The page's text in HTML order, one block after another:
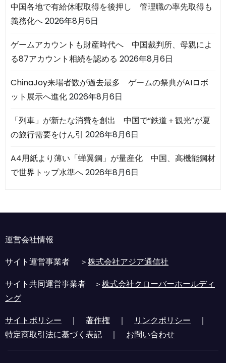
中国各地で有給休暇取得を後押し 管理職の率先取得も
義務化へ2026年8月6日
ゲームアカウントも財産時代へ 中国裁判所、母親によ
る87アカウント相続を認める 2026年8月6日
ChinaJoy来場者数が過去最多 ゲームの祭典がAIロボ
ット展示へ進化2026年8月6日
「列車」が新たな消費を創出 中国で“鉄道＋観光”が夏
の旅行需要をけん引 2026年8月6日
A4用紙より薄い「蝉翼鋼」が量産化 中国、高機能鋼材
で世界トップ水準へ2026年8月6日
運営会社情報
サイト運営事業者 ＞株式会社アジア通信社
サイト共同運営事業者 ＞株式会社クローバーホールディ
ング
サイトポリシー ｜ 著作権 ｜ リンクポリシー ｜
特定商取引法に基づく表記 ｜ お問い合わせ